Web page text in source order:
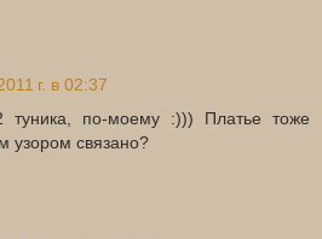
г. в 02:37
туника, по-моему :))) Платье тоже
узором связано?